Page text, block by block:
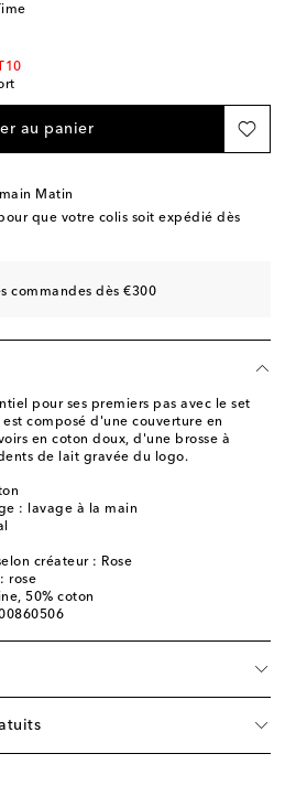
au panier
Matin
que votre colis soit expédié dès
commandes dès €300
pour ses premiers pas avec le set
composé d'une couverture en
en coton doux, d'une brosse à
de lait gravée du logo.
: lavage à la main
créateur : Rose
rose
50% coton